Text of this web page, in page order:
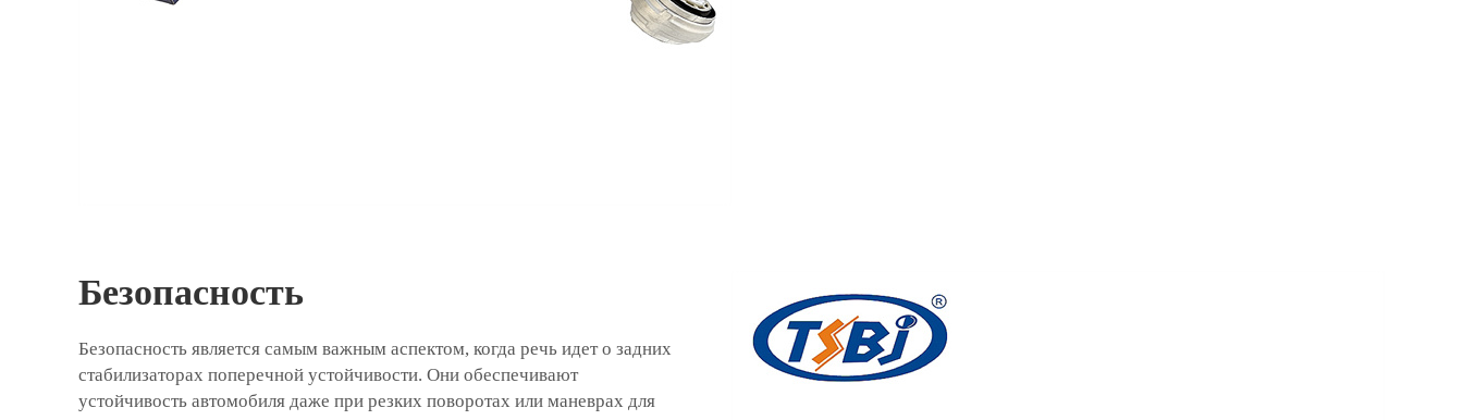
Безопасность
Безопасность является самым важным аспектом, когда речь идет о задних
стабилизаторах поперечной устойчивости. Они обеспечивают
устойчивость автомобиля даже при резких поворотах или маневрах для